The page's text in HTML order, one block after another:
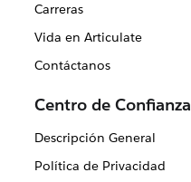
Carreras
Vida en Articulate
Contáctanos
Centro de Confianza
Descripción General
Política de Privacidad